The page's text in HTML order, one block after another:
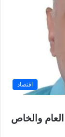
اقتصاد
والخاص